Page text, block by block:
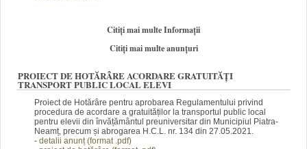
Citiți mai multe Informații
Citiți mai multe anunțuri
PROIECT DE HOTĂRÂRE ACORDARE GRATUITĂȚI
TRANSPORT PUBLIC LOCAL ELEVI
Proiect de Hotărâre pentru aprobarea Regulamentului privind
procedura de acordare a gratuităților la transportul public local
pentru elevii din învățământul preuniversitar din Municipiul Piatra-
Neamț, precum și abrogarea H.C.L. nr. 134 din 27.05.2021.
- detalii anunț (format .pdf)